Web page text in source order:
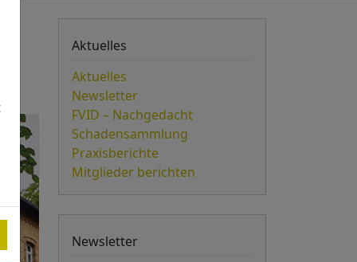
Aktuelles
Aktuelles
Newsletter
FVID – Nachgedacht
Schadensammlung
Praxisberichte
Mitglieder berichten
Newsletter